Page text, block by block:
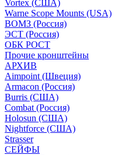
Vortex (США)
Warne Scope Mounts (USA)
ВОМЗ (Россия)
ЭСТ (Россия)
ОБК РОСТ
Прочие кронштейны
АРХИВ
Aimpoint (Швеция)
Armacon (Россия)
Burris (США)
Combat (Россия)
Holosun (США)
Nightforce (США)
Strasser
СЕЙФЫ